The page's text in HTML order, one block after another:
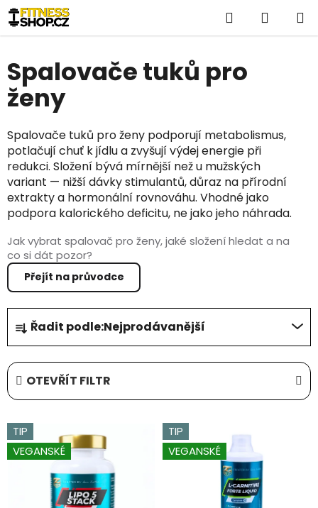
Přejít
na
obsah
Hledat
KOŠÍK
Spalovače tuků pro
ženy
Spalovače tuků pro ženy podporují metabolismus,
potlačují chuť k jídlu a zvyšují výdej energie při
redukci. Složení bývá mírnější než u mužských
variant — nižší dávky stimulantů, důraz na přírodní
extrakty a hormonální rovnováhu. Vhodné jako
podpora kalorického deficitu, ne jako jeho náhrada.
Jak vybrat spalovač pro ženy, jaké složení hledat a na
co si dát pozor?
Přejít na průvodce
Ř
a
z
e
n
p
r
o
Řadit podle:Nejprodávanější
OTEVŘÍT FILTR
V
ý
p
TIP
VEGANSKÉ
TIP
VEGANSKÉ